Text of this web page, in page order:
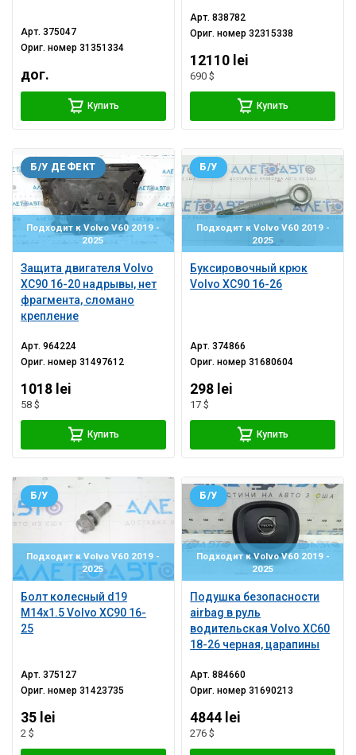
Арт.375047
Ориг. номер31351334
дог.
Купить
Арт.838782
Ориг. номер32315338
12110 lei
690 $
Купить
Подходит к Volvo V60 2019 -
2025
Защита двигателя Volvo
XC90 16-20 надрывы, нет
фрагмента, сломано
крепление
Б/У ДЕФЕКТ
Арт.964224
Ориг. номер31497612
1018 lei
58 $
Купить
Подходит к Volvo V60 2019 -
2025
Буксировочный крюк
Volvo XC90 16-26
Б/У
Арт.374866
Ориг. номер31680604
298 lei
17 $
Купить
Подходит к Volvo V60 2019 -
2025
Болт колесный d19
M14x1.5 Volvo XC90 16-
25
Б/У
Арт.375127
Ориг. номер31423735
35 lei
2 $
Подходит к Volvo V60 2019 -
2025
Подушка безопасности
airbag в руль
водительская Volvo XC60
18-26 черная, царапины
Б/У
Арт.884660
Ориг. номер31690213
4844 lei
276 $